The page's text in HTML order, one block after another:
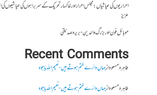
احراریوں کی عیاشیاں : مجلس احرار اور خاکسار تحریک کے سربراہوں کی عیاشیوں
عزیز
موبائل فون اور بزرگ والدین- بریرہ صدیقی
Recent Comments
طاہرہ مسعودازجہاں دائرے ختم ہوتے ہیں- نعیم اللہ باجوہ
طاہرہ مسعودازجہاں دائرے ختم ہوتے ہیں- نعیم اللہ باجوہ